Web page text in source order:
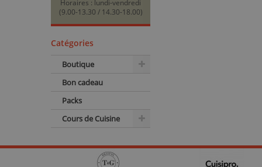
Horaires : lundi-vendredi
(9.00-13.30 / 14.30-18.00)
Catégories
Boutique
Bon cadeau
Packs
Cours de Cuisine